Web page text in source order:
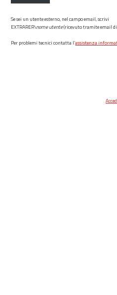
Se sei un utente esterno, nel campo email, scrivi
EXTRARER\nome utente(ricevuto tramite email
Per problemi tecnici contatta l’assistenza